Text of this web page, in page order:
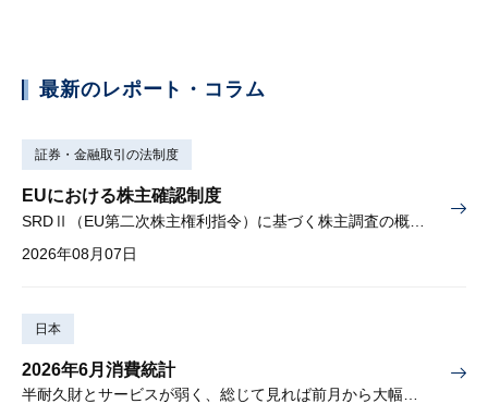
最新のレポート・コラム
証券・金融取引の法制度
EUにおける株主確認制度
2026年08月07日
日本
2026年6月消費統計
半耐久財とサービスが弱く、総じて見れば前月から大幅に減少